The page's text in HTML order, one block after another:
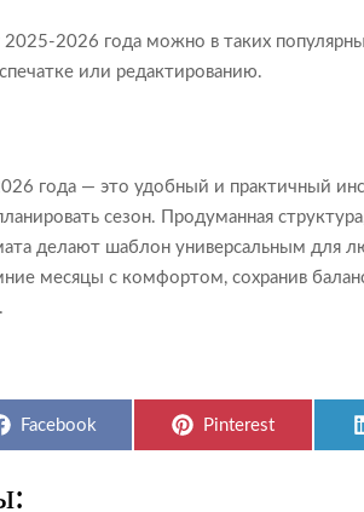
2025-2026 года можно в таких
или редактированию.
года — это удобный и практичный
сезон. Продуманная
делают шаблон универсальным для
месяцы с комфортом, сохранив
Share
Facebook
Share
Pinterest